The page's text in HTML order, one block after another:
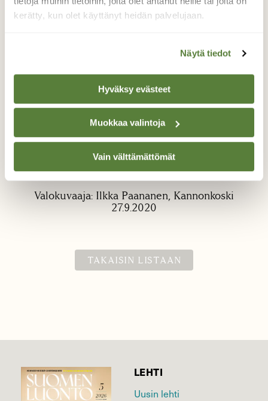
kerätty, kun olet käyttänyt heidän palvelujaan.
Näytä tiedot
Hyväksy evästeet
Muokkaa valintoja
Vain välttämättömät
Pörriäinen
Kahden vuoden tinkimätön
mitääntekemättömyys pihapiirissä on tehnyt
tehtävänsä. Pörriäisiä huomattavasti
enemmän kuin kolme vuotta taaksepäin.
Valokuvaaja: Ilkka Paananen, Kannonkoski
27.9.2020
TAKAISIN LISTAAN
LEHTI
Uusin lehti